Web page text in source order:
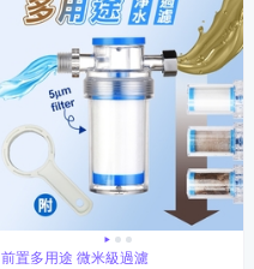
前置多用途 微米級過濾